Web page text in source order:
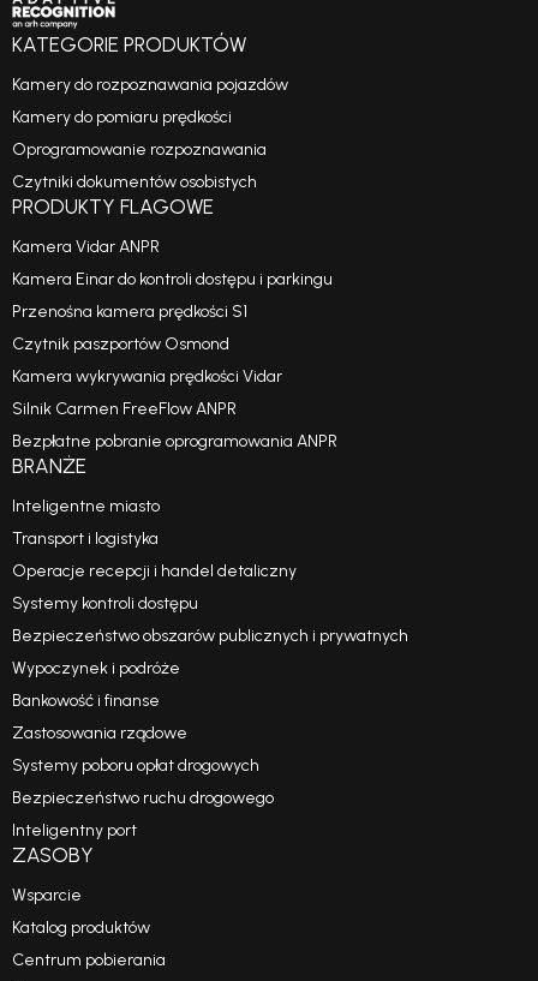
KATEGORIE PRODUKTÓW
Kamery do rozpoznawania pojazdów
Kamery do pomiaru prędkości
Oprogramowanie rozpoznawania
Czytniki dokumentów osobistych
PRODUKTY FLAGOWE
Kamera Vidar ANPR
Kamera Einar do kontroli dostępu i parkingu
Przenośna kamera prędkości S1
Czytnik paszportów Osmond
Kamera wykrywania prędkości Vidar
Silnik Carmen FreeFlow ANPR
Bezpłatne pobranie oprogramowania ANPR
BRANŻE
Inteligentne miasto
Transport i logistyka
Operacje recepcji i handel detaliczny
Systemy kontroli dostępu
Bezpieczeństwo obszarów publicznych i prywatnych
Wypoczynek i podróże
Bankowość i finanse
Zastosowania rządowe
Systemy poboru opłat drogowych
Bezpieczeństwo ruchu drogowego
Inteligentny port
ZASOBY
Wsparcie
Katalog produktów
Centrum pobierania